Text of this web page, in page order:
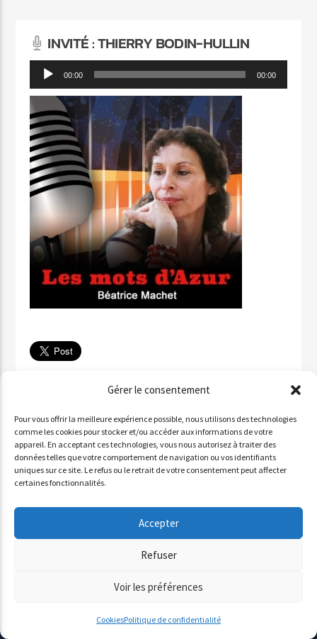
Gérer le consentement
Pour vous offrir la meilleure expérience possible, nous utilisons des technologies
comme les cookies pour stocker et/ou accéder aux informations de votre
appareil. En acceptant ces technologies, vous nous autorisez à traiter des
données telles que votre comportement de navigation ou vos identifiants
uniques sur ce site. Le refus ou le retrait de votre consentement peut affecter
certaines fonctionnalités.
Accepter
Refuser
Voir les préférences
CookiesPolitique de confidentialité
INVITÉ : THIERRY BODIN-HULLIN
Lecteur 00:00 00:00
Partager sur WhatsApp
Partager par SMS
INVITÉ : ALDO QURESHI